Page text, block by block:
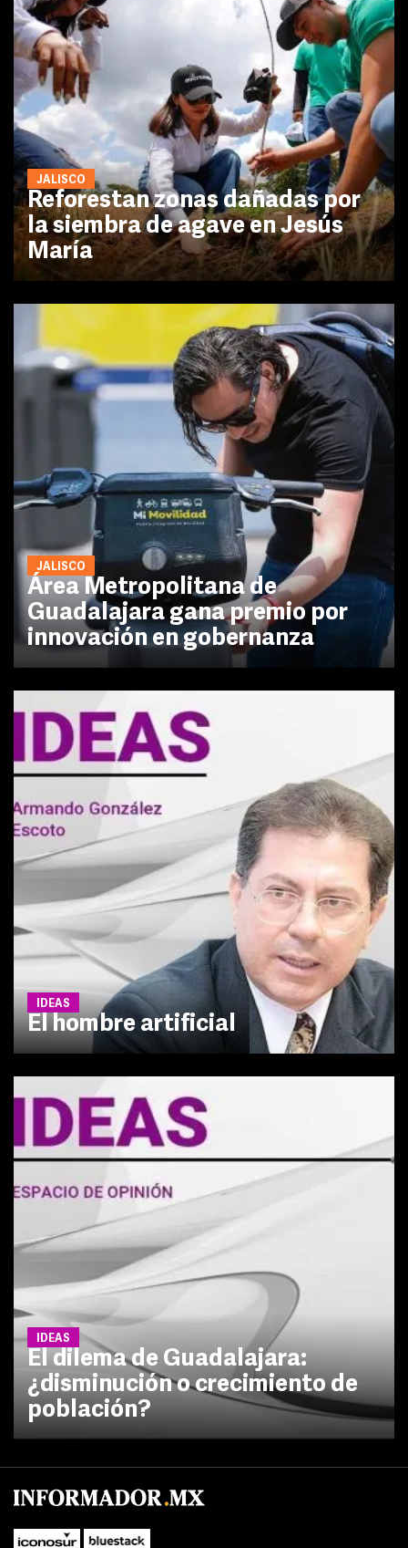
JALISCO
Reforestan zonas dañadas por
la siembra de agave en Jesús
María
JALISCO
Área Metropolitana de
Guadalajara gana premio por
innovación en gobernanza
IDEAS
El hombre artificial
IDEAS
El dilema de Guadalajara:
¿disminución o crecimiento de
población?